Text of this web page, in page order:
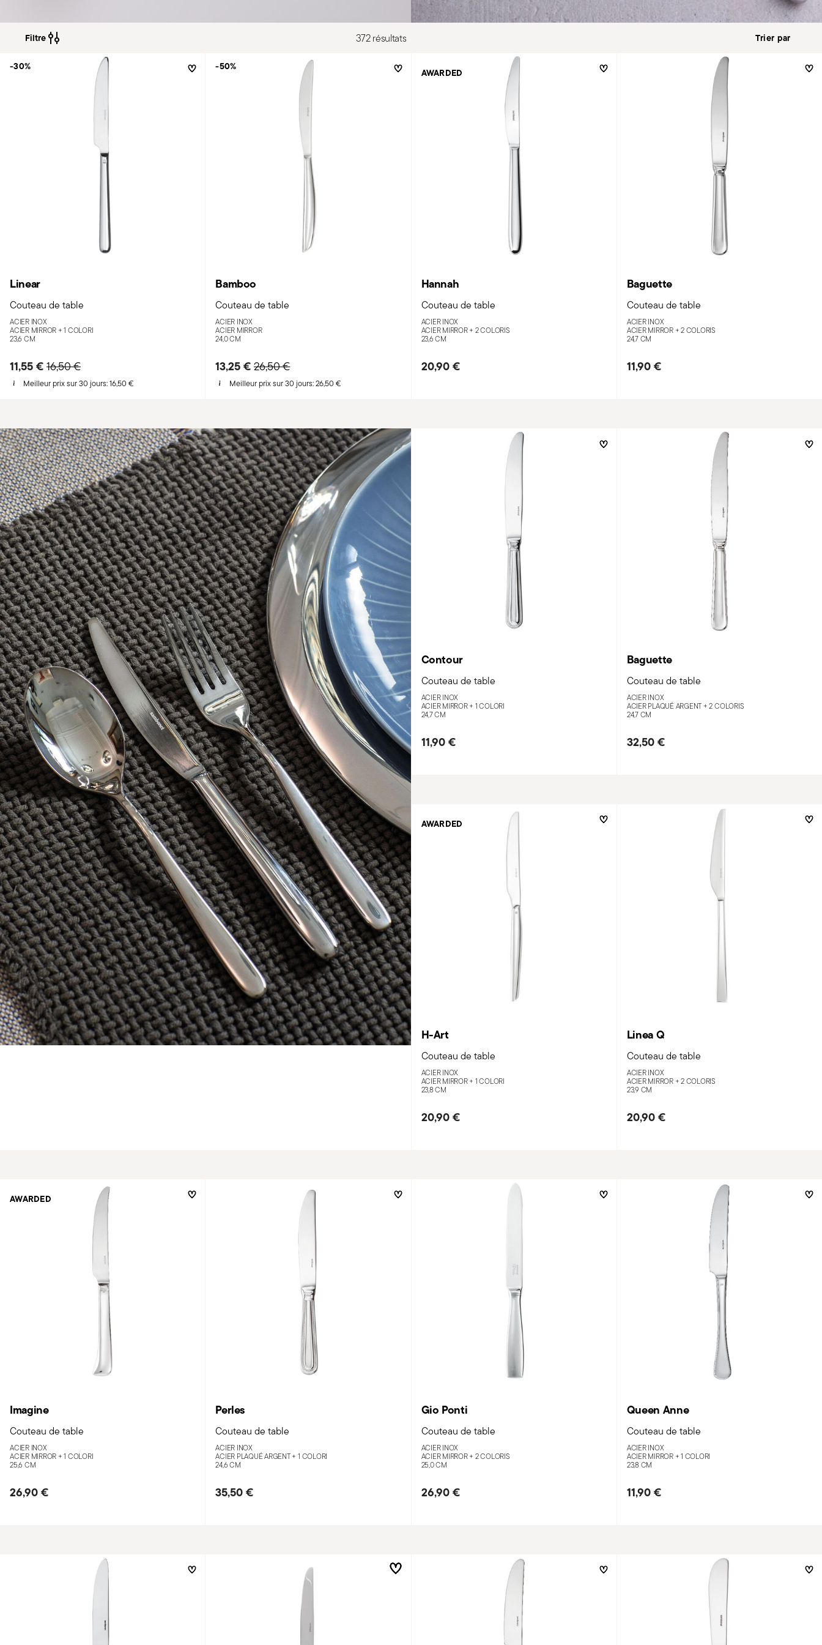
Filtre 372 résultats
Linear
Couteau de table
ACIER INOX
ACIER MIRROR +1 COLORI
23,6 CM
11,55 € Price reduced from
16,50 €to
Meilleur prix sur 30 jours:16,50 €
-30%
Bamboo
Couteau de table
ACIER INOX
ACIER MIRROR
24,0 CM
13,25 €Price reduced from
26,50 €to
Meilleur prix sur 30 jours:26,50 €
-50%
Hannah
Couteau de table
ACIER INOX
ACIER MIRROR + 2 COLORIS
23,6 CM
20,90 €
AWARDED
Baguette
Couteau de table
ACIER INOX
ACIER MIRROR +2 COLORIS
24,7 CM
11,90 €
Contour
Couteau de table
ACIER INOX
ACIER MIRROR + 1 COLORI
24,7 CM
11,90 €
Baguette
Couteau de table
ACIER INOX
ACIER PLAQUÉ ARGENT +2 COLORIS
24,7 CM
32,50 €
H-Art
Couteau de table
ACIER INOX
ACIER MIRROR + 1 COLORI
23,8 CM
20,90 €
AWARDED
Linea Q
Couteau de table
ACIER INOX
ACIER MIRROR +2 COLORIS
23,9 CM
20,90 €
Imagine
Couteau de table
ACIER INOX
ACIER MIRROR +1 COLORI
25,6 CM
26,90 €
AWARDED
Perles
Couteau de table
ACIER INOX
ACIER PLAQUÉ ARGENT + 1 COLORI
24,6 CM
35,50 €
Gio Ponti
Couteau de table
ACIER INOX
ACIER MIRROR + 2 COLORIS
25,0 CM
26,90 €
Queen Anne
Couteau de table
ACIER INOX
ACIER MIRROR +1 COLORI
23,8 CM
11,90 €